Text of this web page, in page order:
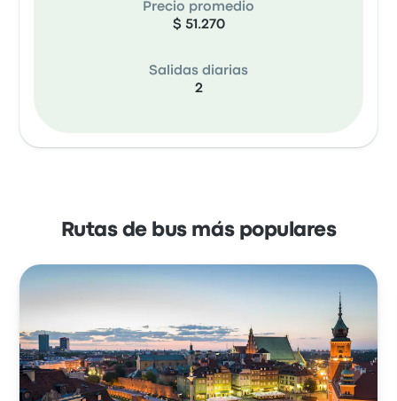
Precio promedio
$ 51.270
Salidas diarias
2
Rutas de bus más populares